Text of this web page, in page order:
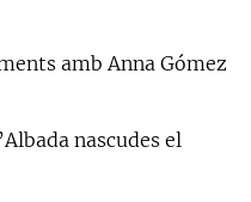
amb Anna Gómez
nascudes el